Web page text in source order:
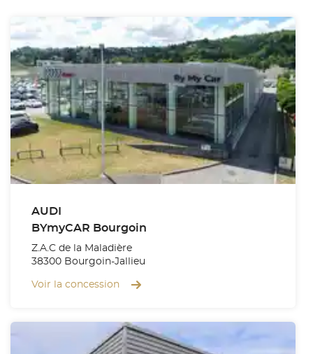
AUDI
BYmyCAR Bourgoin
Z.A.C de la Maladière
38300 Bourgoin-Jallieu
Voir la concession